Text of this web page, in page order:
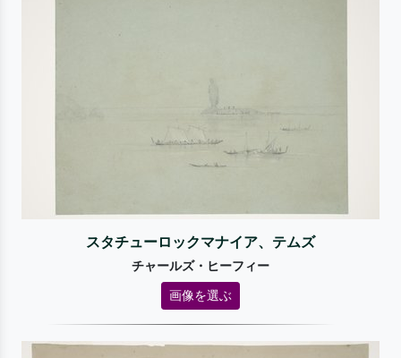
スタチューロックマナイア、テムズ
チャールズ・ヒーフィー
画像を選ぶ